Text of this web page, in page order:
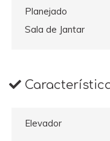
Planejado
Sala de Jantar
Elevador